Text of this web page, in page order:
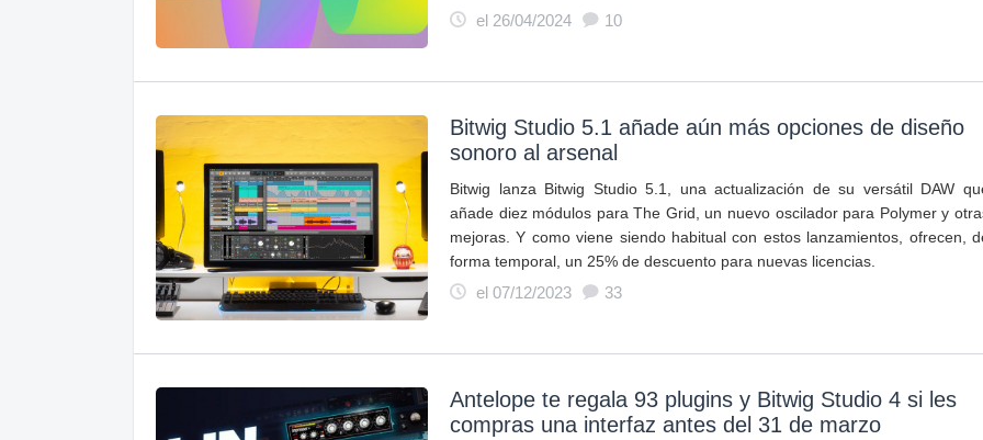
el 26/04/2024
10
Bitwig Studio 5.1 añade aún más opciones de diseño
sonoro al arsenal
Bitwig lanza Bitwig Studio 5.1, una actualización de su versátil DAW
añade diez módulos para The Grid, un nuevo oscilador para Polymer y
mejoras. Y como viene siendo habitual con estos lanzamientos, ofrecen,
forma temporal, un 25% de descuento para nuevas licencias.
el 07/12/2023
33
Antelope te regala 93 plugins y Bitwig Studio 4 si les
compras una interfaz antes del 31 de marzo